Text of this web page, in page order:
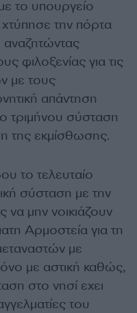
το υπουργείο
χτύπησε την πόρτα
φιλοξενίας για τις
με τους
απάντηση
τριμήνου σύσταση
της εκμίσθωσης.
το τελευταίο
σύσταση με την
να μην νοικιάζουν
Αρμοστεία για τη
με
με αστική καθώς,
στο νησί εχει
του